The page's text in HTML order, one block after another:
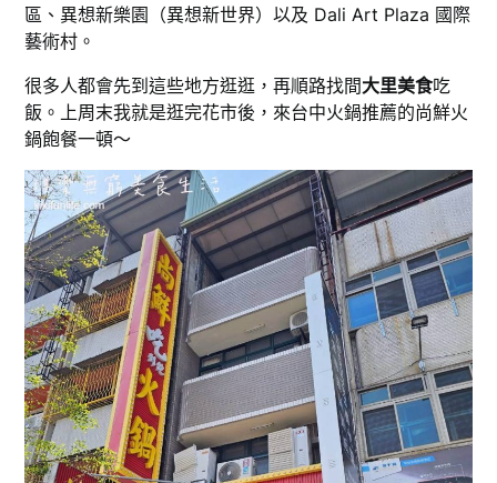
區、異想新樂園（異想新世界）以及 Dali Art Plaza 國際
藝術村。
很多人都會先到這些地方逛逛，再順路找間大里美食吃
飯。上周末我就是逛完花市後，來台中火鍋推薦的尚鮮火
鍋飽餐一頓～